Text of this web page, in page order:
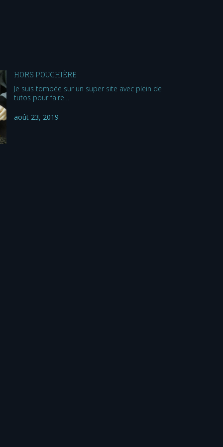
HORS POUCHIÈRE
Je suis tombée sur un super site avec plein de
tutos pour faire…
août 23, 2019